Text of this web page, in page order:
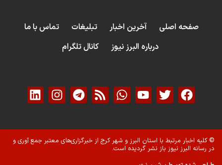
صفحه اصلی آخرین اخبار تبلیغات
تماس با ما
درباره البرز نیوز
کانال تلگرام
© کلیه اخبار مرتبط با استان البرز و شهر کرج از خبرگزاری‌های معتبر جمع آوری و
در رسانه البرز نیوز باز نشر گردیده است.